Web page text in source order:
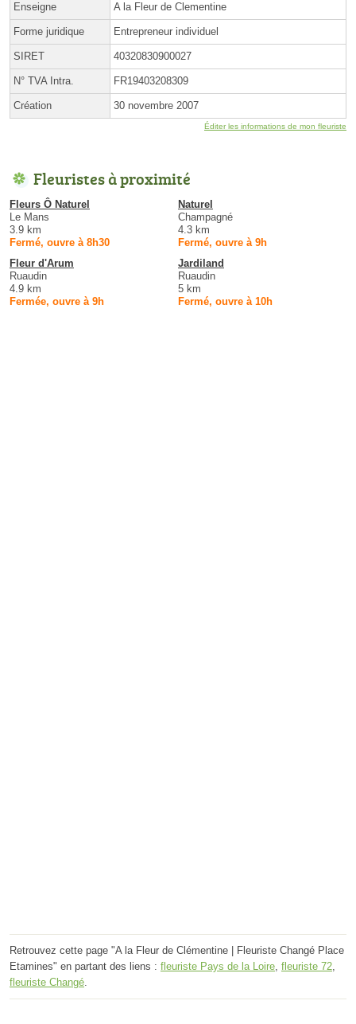
Enseigne A la Fleur de Clementine
Forme juridique Entrepreneur individuel
SIRET 40320830900027
N° TVA Intra. FR19403208309
Création 30 novembre 2007
Éditer les informations de mon fleuriste
Fleuristes à proximité
Fleurs Ô Naturel
Le Mans
3.9 km
Fermé, ouvre à 8h30
Naturel
Champagné
4.3 km
Fermé, ouvre à 9h
Fleur d'Arum
Ruaudin
4.9 km
Fermée, ouvre à 9h
Jardiland
Ruaudin
5 km
Fermé, ouvre à 10h
Retrouvez cette page "A la Fleur de Clémentine | Fleuriste Changé Place
Etamines" en partant des liens : fleuriste Pays de la Loire fleuriste 72
fleuriste Changé